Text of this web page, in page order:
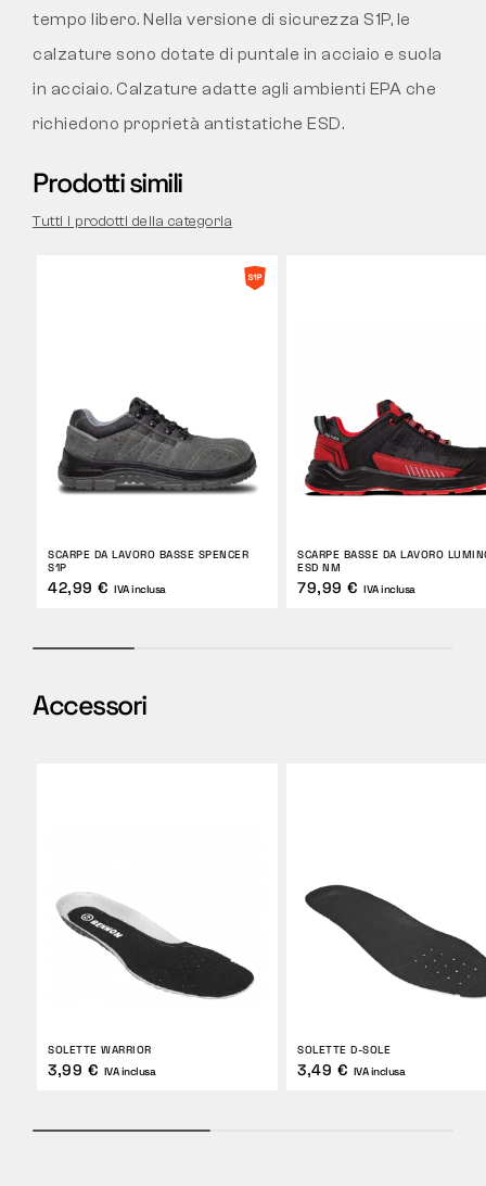
tempo libero. Nella versione di sicurezza S1P, le
calzature sono dotate di puntale in acciaio e suola
in acciaio. Calzature adatte agli ambienti EPA che
richiedono proprietà antistatiche ESD.
Prodotti simili
Tutti i prodotti della categoria
SCARPE DA LAVORO BASSE SPENCER
S1P
42,99 € IVA inclusa
SCARPE BASSE DA LAVORO
ESD NM
79,99 € IVA inclusa
Accessori
SOLETTE WARRIOR
3,99 € IVA inclusa
SOLETTE D-SOLE
3,49 € IVA inclusa